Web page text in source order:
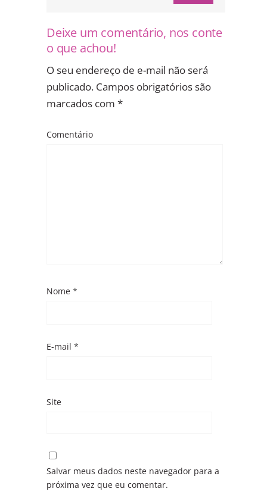
Deixe um comentário, nos conte
o que achou!
O seu endereço de e-mail não será
publicado. Campos obrigatórios são
marcados com *
Comentário
Nome *
E-mail *
Site
Salvar meus dados neste navegador para a
próxima vez que eu comentar.